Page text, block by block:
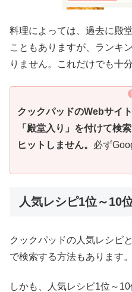
料理によっては、過去に殿
こともありますが、ランキ
りません。これだけでも十
クックパッドのWebサイ
「殿堂入り」を付けて検
ヒットしません。 必ず
人気レシピ1位～10
クックパッドの人気レシピ
で検索する方法もあります。
しかも、人気レシピ1位～